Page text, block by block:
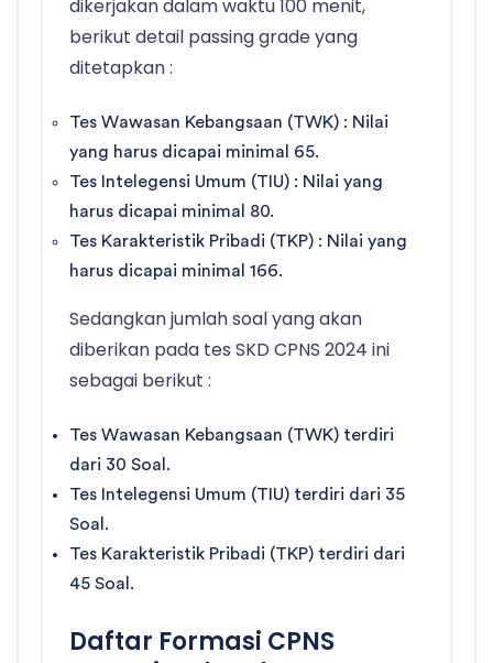
dikerjakan dalam waktu 100 menit,
berikut detail passing grade yang
ditetapkan :
Tes Wawasan Kebangsaan (TWK) : Nilai
yang harus dicapai minimal 65.
Tes Intelegensi Umum (TIU) : Nilai yang
harus dicapai minimal 80.
Tes Karakteristik Pribadi (TKP) : Nilai yang
harus dicapai minimal 166.
Sedangkan jumlah soal yang akan
diberikan pada tes SKD CPNS 2024 ini
sebagai berikut :
Tes Wawasan Kebangsaan (TWK) terdiri
dari 30 Soal.
Tes Intelegensi Umum (TIU) terdiri dari 35
Soal.
Tes Karakteristik Pribadi (TKP) terdiri dari
45 Soal.
Daftar Formasi CPNS